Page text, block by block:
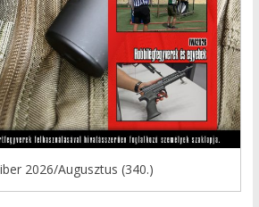
2026/Augusztus (340.)